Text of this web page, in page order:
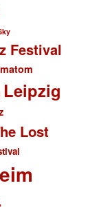
Festival
Leipzig
Lost